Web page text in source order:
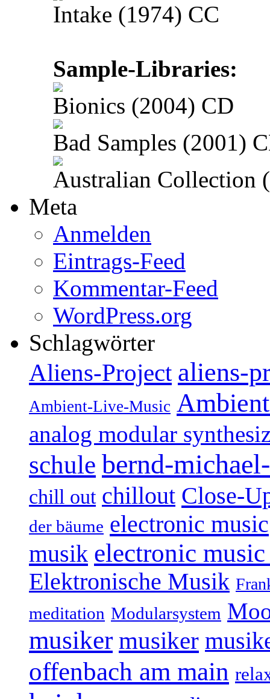
Intake (1974) CC
Sample-Libraries:
Bionics (2004) CD
Bad Samples (2001)
Australian Collection
Meta
Anmelden
Eintrags-Feed
Kommentar-Feed
WordPress.org
Schlagwörter
Aliens-Project aliens-
Ambient-Live-Music
analog modular
schule bernd-
chill out chillout Close-
der bäume electronic music
musik electronic
Elektronische Musik
meditation Modularsystem
musiker musiker
offenbach am main